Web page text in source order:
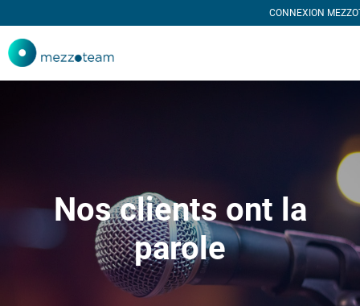
CONNEXION
Nos clients ont la
parole